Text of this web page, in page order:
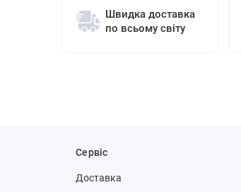
Швидка доставка
по всьому світу
Сервіс
Доставка